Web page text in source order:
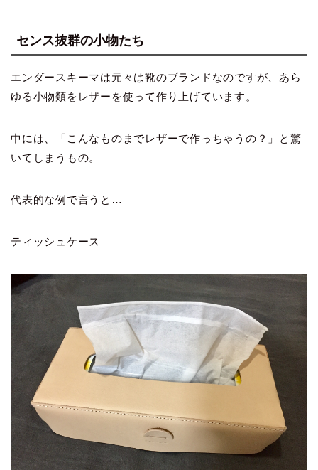
センス抜群の小物たち
エンダースキーマは元々は靴のブランドなのですが、あら
ゆる小物類をレザーを使って作り上げています。
中には、「こんなものまでレザーで作っちゃうの？」と驚
いてしまうもの。
代表的な例で言うと…
ティッシュケース